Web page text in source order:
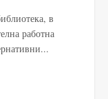
в
работна